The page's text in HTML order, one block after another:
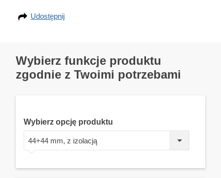
Udostępnij
Wybierz funkcje produktu
zgodnie z Twoimi potrzebami
Wybierz opcję produktu
44+44 mm, z izolacją